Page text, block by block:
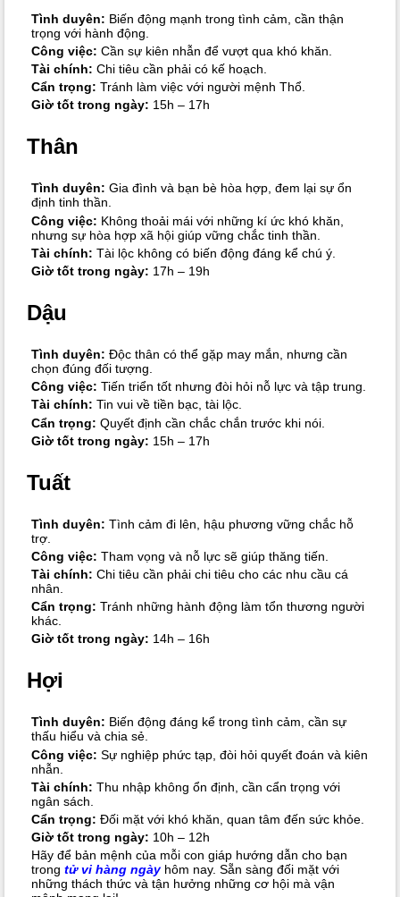
Tình duyên: Biến động mạnh trong tình cảm, cần thận
trọng với hành động.
Công việc: Cần sự kiên nhẫn để vượt qua khó khăn.
Tài chính: Chi tiêu cần phải có kế hoạch.
Cẩn trọng: Tránh làm việc với người mệnh Thổ.
Giờ tốt trong ngày: 15h – 17h
Thân
Tình duyên: Gia đình và bạn bè hòa hợp, đem lại sự ổn
định tinh thần.
Công việc: Không thoải mái với những kí ức khó khăn,
nhưng sự hòa hợp xã hội giúp vững chắc tinh thần.
Tài chính: Tài lộc không có biến động đáng kể chú ý.
Giờ tốt trong ngày: 17h – 19h
Dậu
Tình duyên: Độc thân có thể gặp may mắn, nhưng cần
chọn đúng đối tượng.
Công việc: Tiến triển tốt nhưng đòi hỏi nỗ lực và tập trung.
Tài chính: Tin vui về tiền bạc, tài lộc.
Cẩn trọng: Quyết định cần chắc chắn trước khi nói.
Giờ tốt trong ngày: 15h – 17h
Tuất
Tình duyên: Tình cảm đi lên, hậu phương vững chắc hỗ
trợ.
Công việc: Tham vọng và nỗ lực sẽ giúp thăng tiến.
Tài chính: Chi tiêu cần phải chi tiêu cho các nhu cầu cá
nhân.
Cẩn trọng: Tránh những hành động làm tổn thương người
khác.
Giờ tốt trong ngày: 14h – 16h
Hợi
Tình duyên: Biến động đáng kể trong tình cảm, cần sự
thấu hiểu và chia sẻ.
Công việc: Sự nghiệp phức tạp, đòi hỏi quyết đoán và kiên
nhẫn.
Tài chính: Thu nhập không ổn định, cần cẩn trọng với
ngân sách.
Cẩn trọng: Đối mặt với khó khăn, quan tâm đến sức khỏe.
Giờ tốt trong ngày: 10h – 12h
Hãy để bản mệnh của mỗi con giáp hướng dẫn cho bạn
trong tử vi hàng ngàyhôm nay. Sẵn sàng đối mặt với
những thách thức và tận hưởng những cơ hội mà vận